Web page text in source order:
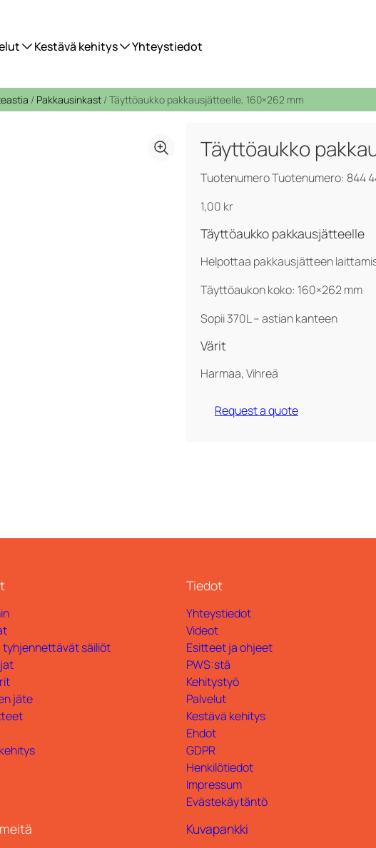
Kestävä kehitys Yhteystiedot
/ Pakkausinkast / Täyttöaukko pakkausjätteelle, 160×262 mm
Täyttöaukko
Tuotenumero Tuotenumero: 844
1,00 kr
Täyttöaukko pakkausjätteelle
Helpottaa pakkausjätteen
Täyttöaukon koko: 160×262 mm
Sopii 370L – astian kanteen
Värit
Harmaa, Vihreä
Request a quote
tyhjennettävät säiliöt
jäte
Tiedot
Yhteystiedot
Videot
Esitteet ja ohjeet
PWS:stä
Kehitystyö
Palvelut
Kestävä kehitys
Ehdot
GDPR
Henkilötiedot
Impressum
Evästekäytäntö
Kuvapankki